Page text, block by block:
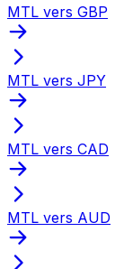
MTL vers GBP
MTL vers JPY
MTL vers CAD
MTL vers AUD